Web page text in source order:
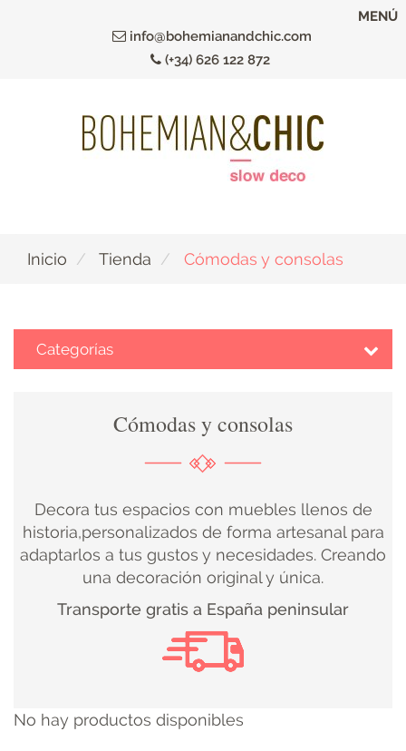
info@bohemianandchic.com
(+34) 626 122 872
MENÚ
Inicio Tienda Cómodas y consolas
Categorías
DECORACIÓN
DECOBODAS
RECUPERADO
Cómodas y consolas
Decora tus espacios con muebles llenos de
historia,personalizados de forma artesanal para
adaptarlos a tus gustos y necesidades. Creando
una decoración original y única.
Transporte gratis a España peninsular
No hay productos disponibles